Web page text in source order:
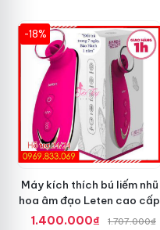
-18%
Máy kích thích bú liếm nhũ
hoa âm đạo Leten cao cấp
1.400.000₫
1.707.000₫